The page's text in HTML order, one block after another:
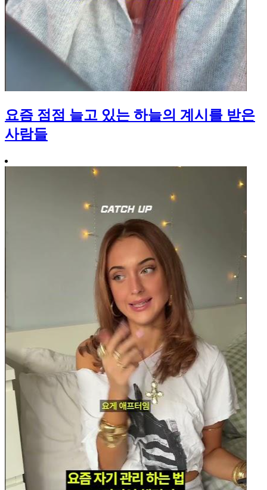
요즘 점점 늘고 있는 하늘의 계시를 받은
사람들